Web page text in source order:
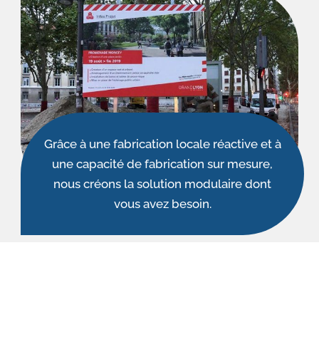
Grâce à une fabrication locale réactive et à
une capacité de fabrication sur mesure,
nous créons la solution modulaire dont
vous avez besoin.